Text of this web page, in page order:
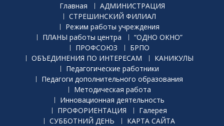
Главная
АДМИНИСТРАЦИЯ
СТРЕШИНСКИЙ ФИЛИАЛ
Режим работы учреждения
ПЛАНЫ работы центра
“ОДНО ОКНО”
ПРОФСОЮЗ
БРПО
ОБЪЕДИНЕНИЯ ПО ИНТЕРЕСАМ
КАНИКУЛЫ
Педагогические работники
Педагоги дополнительного образования
Методическая работа
Инновационная деятельность
ПРОФОРИЕНТАЦИЯ
Галерея
СУББОТНИЙ ДЕНЬ
КАРТА САЙТА